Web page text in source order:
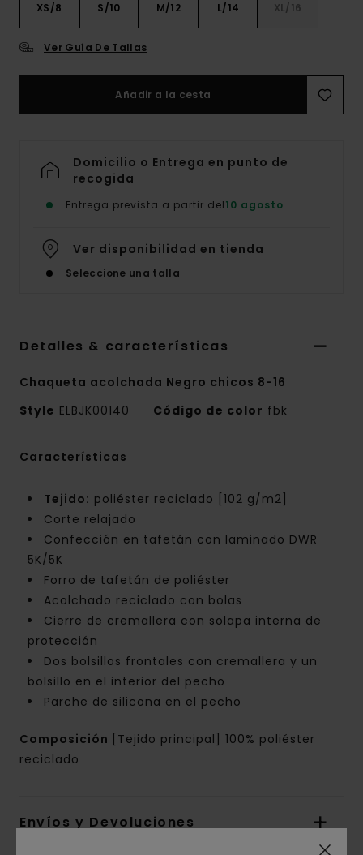
XS/8 S/10 M/12 L/14 XL/16
Ver Guía De Tallas
Añadir a la cesta
Domicilio o Entrega en punto de
recogida
Entrega prevista a partir del10 agosto
Ver disponibilidad en tienda
Seleccione una talla
Detalles & características
Chaqueta acolchada Negro chicos 8-16
Style ELBJK00140 Código de color fbk
Características
Tejido: poliéster reciclado [102 g/m2]
Corte relajado
Confección en tafetán con laminado DWR
5K/5K
Forro de tafetán de poliéster
Acolchado reciclado con bolas
Cierre de cremallera con solapa interna de
protección
Dos bolsillos frontales con cremallera y un
bolsillo en el interior del pecho
Parche de silicona en el pecho
Composición
[Tejido principal] 100% poliéster
reciclado
Envíos y Devoluciones